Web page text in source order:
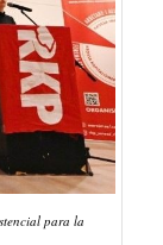
para la